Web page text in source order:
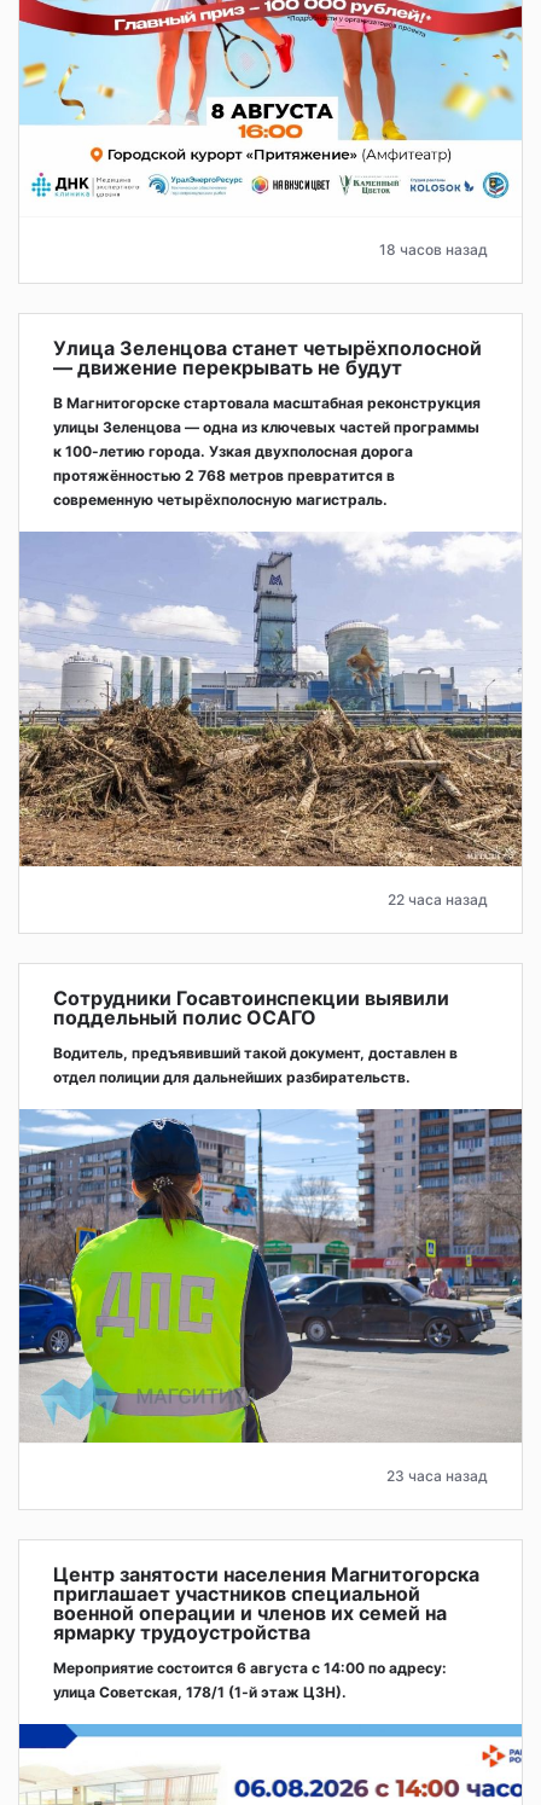
18 часов назад
Улица Зеленцова станет четырёхполосной
— движение перекрывать не будут
В Магнитогорске стартовала масштабная реконструкция
улицы Зеленцова — одна из ключевых частей программы
к 100-летию города. Узкая двухполосная дорога
протяжённостью 2 768 метров превратится в
современную четырёхполосную магистраль.
22 часа назад
Сотрудники Госавтоинспекции выявили
поддельный полис ОСАГО
Водитель, предъявивший такой документ, доставлен в
отдел полиции для дальнейших разбирательств.
23 часа назад
Центр занятости населения Магнитогорска
приглашает участников специальной
военной операции и членов их семей на
ярмарку трудоустройства
Мероприятие состоится 6 августа с 14:00 по адресу:
улица Советская, 178/1 (1‑й этаж ЦЗН).